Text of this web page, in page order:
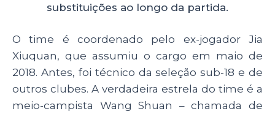
substituições ao longo da partida.
O time é coordenado pelo ex-jogador Jia
Xiuquan, que assumiu o cargo em maio de
2018. Antes, foi técnico da seleção sub-18 e de
outros clubes. A verdadeira estrela do time é a
meio-campista Wang Shuan – chamada de